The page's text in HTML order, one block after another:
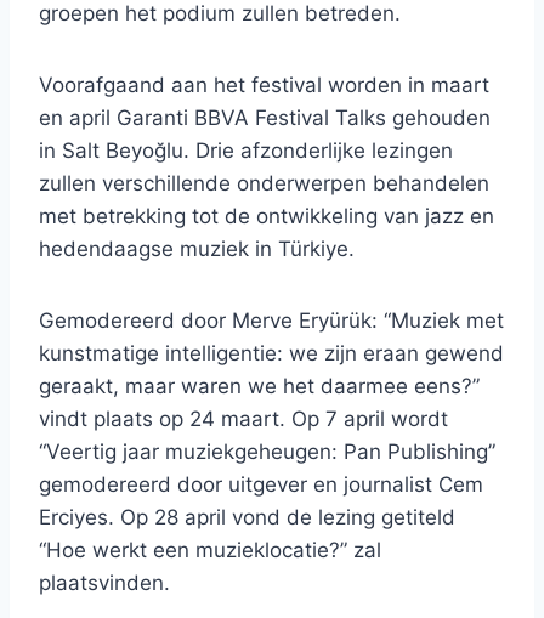
groepen het podium zullen betreden.
Voorafgaand aan het festival worden in maart
en april Garanti BBVA Festival Talks gehouden
in Salt Beyoğlu. Drie afzonderlijke lezingen
zullen verschillende onderwerpen behandelen
met betrekking tot de ontwikkeling van jazz en
hedendaagse muziek in Türkiye.
Gemodereerd door Merve Eryürük: “Muziek met
kunstmatige intelligentie: we zijn eraan gewend
geraakt, maar waren we het daarmee eens?”
vindt plaats op 24 maart. Op 7 april wordt
“Veertig jaar muziekgeheugen: Pan Publishing”
gemodereerd door uitgever en journalist Cem
Erciyes. Op 28 april vond de lezing getiteld
“Hoe werkt een muzieklocatie?” zal
plaatsvinden.